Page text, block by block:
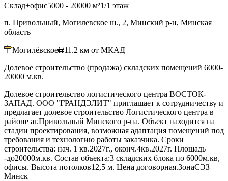
Склад+офис5000 - 20000 м²1/1 этаж
п. Привольный, Могилевское ш., 2, Минский р-н, Минская
область
Могилёвское 11.2 км от МКАД
Долевое строительство (продажа) складских помещений 6000-
20000 м.кв.
Долевое строительство логистического центра ВОСТОК-
ЗАПАД. ООО "ГРАНДЭЛИТ" приглашает к сотрудничеству и
предлагает долевое строительство Логистического центра в
районе аг.Привольный Минского р-на. Объект находится на
стадии проектирования, возможная адаптация помещений под
требования и технологию работы заказчика. Сроки
строительства: нач. 1 кв.2027г., оконч.4кв.2027г. Площадь
-до20000м.кв. Состав объекта:3 складских блока по 6000м.кв,
офисы. Высота потолков12,5 м. Цена договорная.ЗонаСЭЗ
Минск